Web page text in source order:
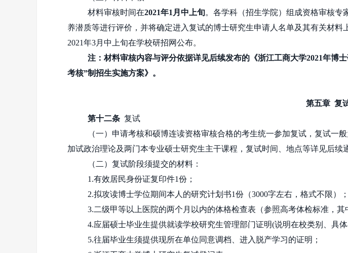
材料审核时间在2021年1月中上旬。各学科（招生学院）组成资格审核
养潜质等进行评价，并将确定进入复试的博士研究生申请人名单及其有关材
2021年3月中上旬在学校研招网公布。
注：材料审核内容与评分依据详见后续发布的《浙江工商大学2021年博
考核”制招生实施方案》。
第五章 复
第十二条 复试
（一）申请考核和硕博连读资格审核合格的考生统一参加复试，复试
加试政治理论及两门本专业硕士研究生主干课程，复试时间、地点等详见后续
（二）复试阶段须提交的材料：
1.有效居民身份证复印件1份；
2.拟攻读博士学位期间本人的研究计划书1份（3000字左右，格式不限）；
3.二级甲等以上医院的两个月以内的体格检查表（参照高考体检标准，其
4.应届硕士毕业生提供就读学校研究生管理部门证明(说明在校类别、具
5.往届毕业生须提供现所在单位同意调档、进入脱产学习的证明；